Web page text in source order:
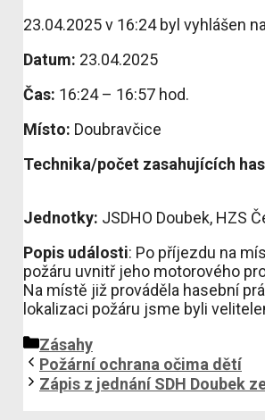
23.04.2025 v 16:24 byl vyhlášen
Datum: 23.04.2025
Čas: 16:24 – 16:57 hod.
Místo: Doubravčice
Technika/počet zasahujících
Jednotky: JSDHO Doubek, HZS
Popis události: Po příjezdu na
požáru uvnitř jeho motorového
Na místě již prováděla hasební
lokalizaci požáru jsme byli
Rubriky
Zásahy
Požární ochrana očima dětí
Zápis z jednání SDH Doubek